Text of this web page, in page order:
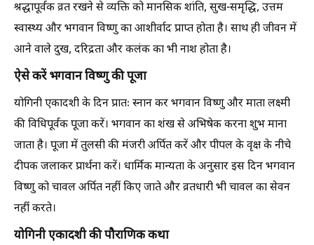
श्रद्धापूर्वक व्रत रखने से व्यक्ति को मानसिक शांति, सुख-समृद्धि, उत्तम
स्वास्थ्य और भगवान विष्णु का आशीर्वाद प्राप्त होता है। साथ ही जीवन में
आने वाले दुख, दरिद्रता और कलंक का भी नाश होता है।
ऐसे करें भगवान विष्णु की पूजा
योगिनी एकादशी के दिन प्रातः स्नान कर भगवान विष्णु और माता लक्ष्मी
की विधिपूर्वक पूजा करें। भगवान का शंख से अभिषेक करना शुभ माना
जाता है। पूजा में तुलसी की मंजरी अर्पित करें और पीपल के वृक्ष के नीचे
दीपक जलाकर प्रार्थना करें। धार्मिक मान्यता के अनुसार इस दिन भगवान
विष्णु को चावल अर्पित नहीं किए जाते और व्रतधारी भी चावल का सेवन
नहीं करते।
योगिनी एकादशी की पौराणिक कथा